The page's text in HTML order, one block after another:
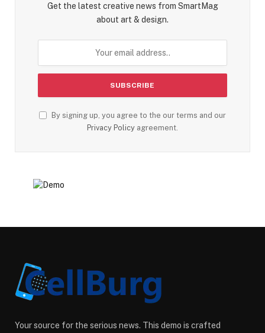
Get the latest creative news from SmartMag
about art & design.
By signing up, you agree to the our terms and our
Privacy Policy agreement.
Your source for the serious news. This demo is crafted